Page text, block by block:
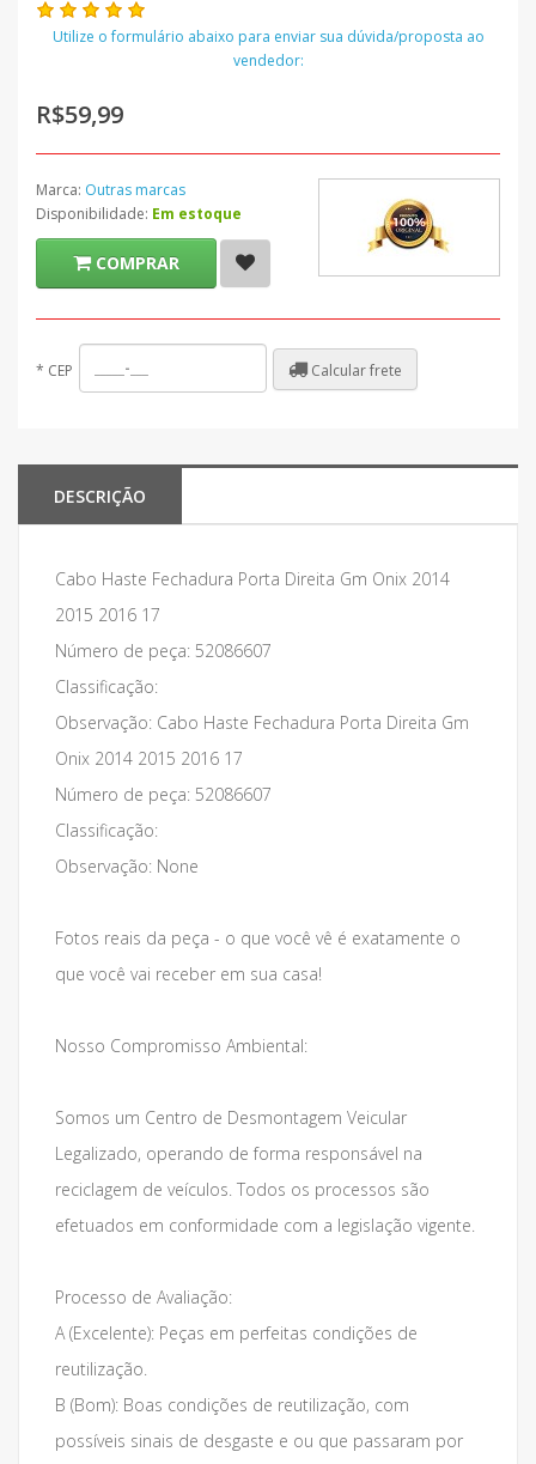
Utilize o formulário abaixo para enviar sua dúvida/proposta ao
vendedor:
R$59,99
Marca: Outras marcas
Disponibilidade: Em estoque
COMPRAR
* CEP Calcular frete
DESCRIÇÃO
Cabo Haste Fechadura Porta Direita Gm Onix 2014
2015 2016 17
Número de peça: 52086607
Classificação:
Observação: Cabo Haste Fechadura Porta Direita Gm
Onix 2014 2015 2016 17
Número de peça: 52086607
Classificação:
Observação: None
Fotos reais da peça - o que você vê é exatamente o
que você vai receber em sua casa!
Nosso Compromisso Ambiental:
Somos um Centro de Desmontagem Veicular
Legalizado, operando de forma responsável na
reciclagem de veículos. Todos os processos são
efetuados em conformidade com a legislação vigente.
Processo de Avaliação:
A (Excelente): Peças em perfeitas condições de
reutilização.
B (Bom): Boas condições de reutilização, com
possíveis sinais de desgaste e ou que passaram por